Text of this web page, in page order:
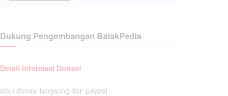
Dukung Pengembangan BatakPedia
Detail Informasi Donasi
atau donasi langsung dari paypal :